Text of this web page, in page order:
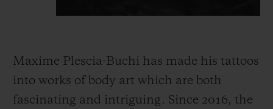
Maxime Plescia-Buchi has made his tattoos
into works of body art which are both
fascinating and intriguing. Since 2016, the